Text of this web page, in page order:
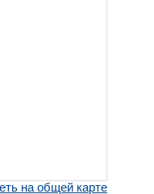
на общей карте